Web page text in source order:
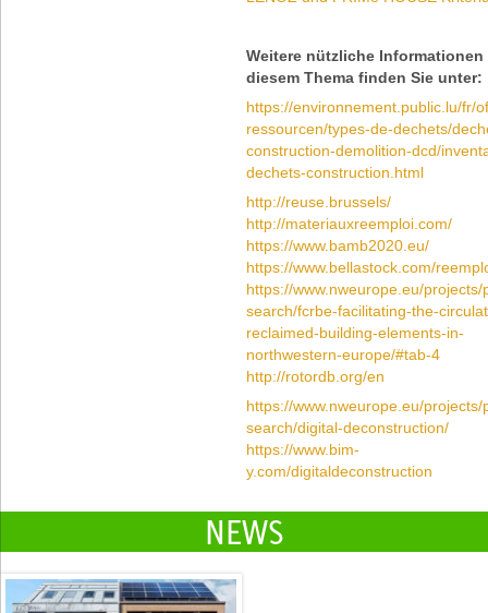
Weitere nützliche Informationen
diesem Thema finden Sie unter:
https://environnement.public.lu/fr/
ressourcen/types-de-dechets/
construction-demolition-dcd/
dechets-construction.html
http://reuse.brussels/
http://materiauxreemploi.com/
https://www.bamb2020.eu/
https://www.bellastock.com/
https://www.nweurope.eu/projects/
search/fcrbe-facilitating-the-
reclaimed-building-elements-in-
northwestern-europe/#tab-4
http://rotordb.org/en
https://www.nweurope.eu/projects/
search/digital-deconstruction/
https://www.bim-
y.com/digitaldeconstruction
NEWS